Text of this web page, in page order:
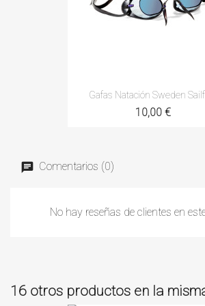
Gafas Natación Sweden
10,00 €
Comentarios (0)
No hay reseñas de clientes en
16 otros productos en la